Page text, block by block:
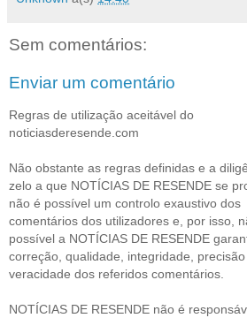
Sem comentários:
Enviar um comentário
Regras de utilização aceitável do
noticiasderesende.com
Não obstante as regras definidas e a
zelo a que NOTÍCIAS DE RESENDE se
não é possível um controlo exaustivo dos
comentários dos utilizadores e, por isso,
possível a NOTÍCIAS DE RESENDE
correção, qualidade, integridade, precisão
veracidade dos referidos comentários.
NOTÍCIAS DE RESENDE não é